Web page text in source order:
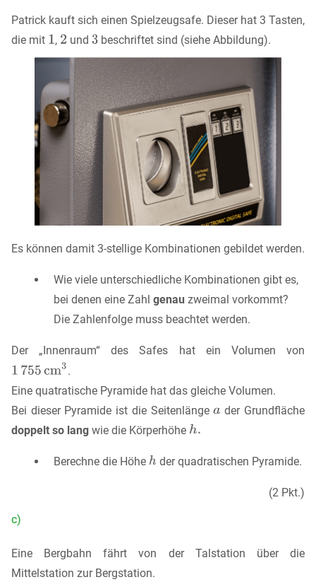
Patrick kauft sich einen Spielzeugsafe. Dieser hat 3 Tasten,
die mit
, und beschriftet sind (siehe Abbildung).
Es können damit 3-stellige Kombinationen gebildet werden.
Wie viele unterschiedliche Kombinationen gibt es,
bei denen eine Zahl genau zweimal vorkommt?
Die Zahlenfolge muss beachtet werden.
Der „Innenraum“ des Safes hat ein Volumen von
.
Eine quatratische Pyramide hat das gleiche Volumen.
Bei dieser Pyramide ist die Seitenlänge
der Grundfläche
doppelt so lang wie die Körperhöhe
Berechne die Höhe der quadratischen Pyramide.
(2 Pkt.)
c)
Eine Bergbahn fährt von der Talstation über die
Mittelstation zur Bergstation.